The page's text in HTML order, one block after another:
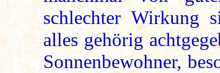
schlechter Wirkung
alles gehörig
Sonnenbewohner,